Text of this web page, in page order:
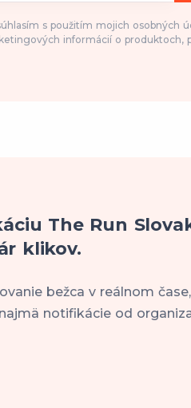
s použitím mojich osobných
informácií o produktoch,
The Run
klikov.
bežca v reálnom
notifikácie od